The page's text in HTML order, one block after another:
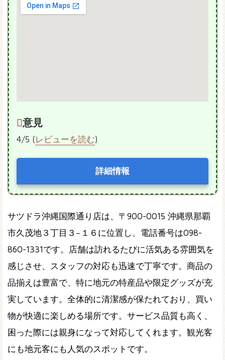
意見
4/5 (レビューを読む)
詳細情報
サツドラ沖縄国際通り店は、〒900-0015 沖縄県那覇
市久茂地３丁目３−１６に位置し、電話番号は098-
860-1331です。店舗は訪れるたびに活気ある雰囲気を
感じさせ、スタッフの対応も迅速で丁寧です。商品の
品揃えは豊富で、特に地元の特産品や限定グッズが充
実しています。全体的に清潔感が保たれており、買い
物が快適に楽しめる場所です。サービス品質も高く、
困った際には親身になって対応してくれます。観光客
にも地元客にも人気のスポットです。